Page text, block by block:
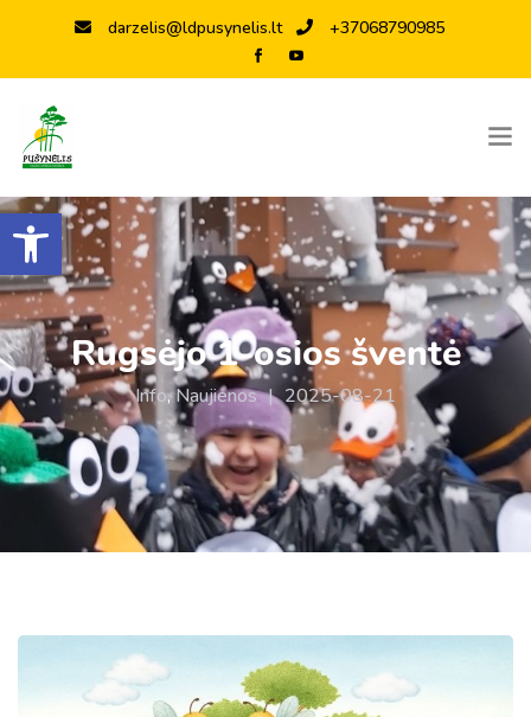
Open toolbar
darzelis@ldpusynelis.lt +37068790985
Rugsėjo 1-osios šventė
Info,Naujienos | 2025-08-21